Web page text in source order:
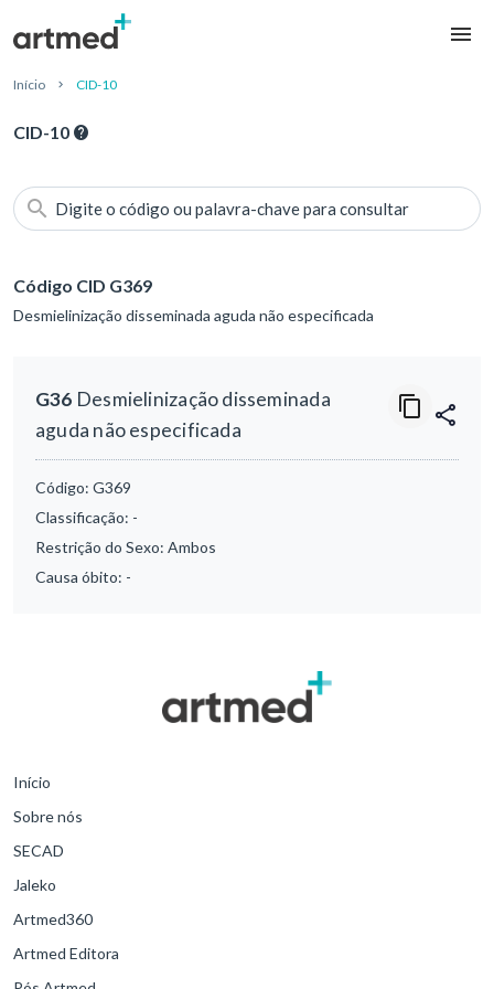
Início CID-10
CID-10
Digite o código ou palavra-chave para consultar
Código CID G369
Desmielinização disseminada aguda não especificada
G36 Desmielinização disseminada
aguda não especificada
Código: G369
Classificação: -
Restrição do Sexo: Ambos
Causa óbito: -
Início
Sobre nós
SECAD
Jaleko
Artmed360
Artmed Editora